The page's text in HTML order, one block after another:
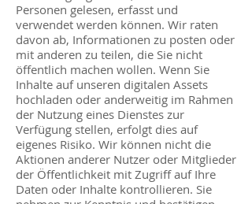
Personen gelesen, erfasst und
verwendet werden können. Wir raten
davon ab, Informationen zu posten oder
mit anderen zu teilen, die Sie nicht
öffentlich machen wollen. Wenn Sie
Inhalte auf unseren digitalen Assets
hochladen oder anderweitig im Rahmen
der Nutzung eines Dienstes zur
Verfügung stellen, erfolgt dies auf
eigenes Risiko. Wir können nicht die
Aktionen anderer Nutzer oder Mitglieder
der Öffentlichkeit mit Zugriff auf Ihre
Daten oder Inhalte kontrollieren. Sie